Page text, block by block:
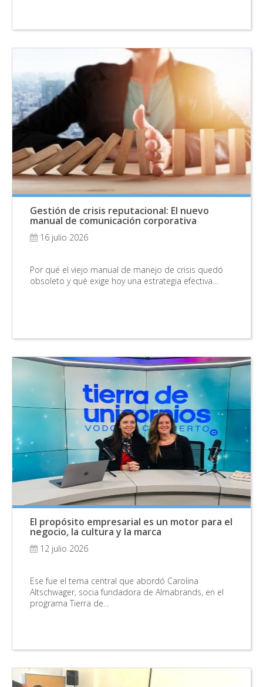
Gestión de crisis reputacional: El nuevo
manual de comunicación corporativa
16 julio 2026
Por qué el viejo manual de manejo de crisis quedó
obsoleto y qué exige hoy una estrategia efectiva…
El propósito empresarial es un motor para el
negocio, la cultura y la marca
12 julio 2026
Ese fue el tema central que abordó Carolina
Altschwager, socia fundadora de Almabrands, en el
programa Tierra de…